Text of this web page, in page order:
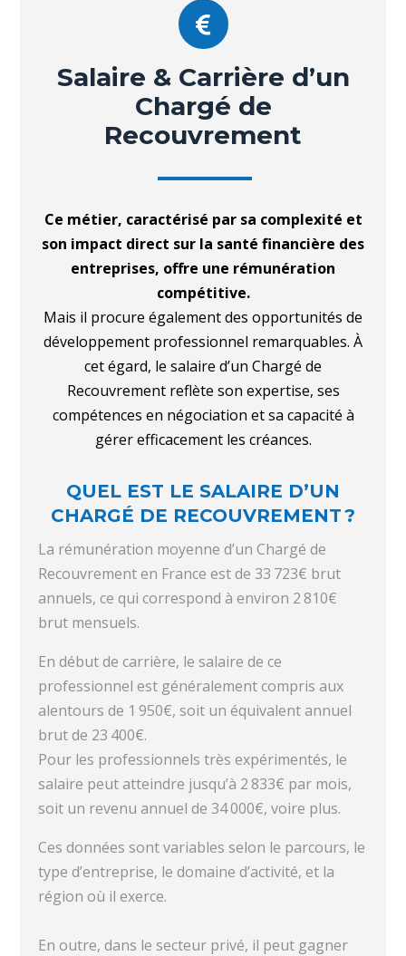
Salaire & Carrière d’un
Chargé de
Recouvrement
Ce métier, caractérisé par sa complexité et
son impact direct sur la santé financière des
entreprises, offre une rémunération
compétitive.
Mais il procure également des opportunités de
développement professionnel remarquables. À
cet égard, le salaire d’un Chargé de
Recouvrement reflète son expertise, ses
compétences en négociation et sa capacité à
gérer efficacement les créances.
QUEL EST LE SALAIRE D’UN
CHARGÉ DE RECOUVREMENT ?
La rémunération moyenne d’un Chargé de
Recouvrement en France est de 33 723€ brut
annuels, ce qui correspond à environ 2 810€
brut mensuels.
En début de carrière, le salaire de ce
professionnel est généralement compris aux
alentours de 1 950€, soit un équivalent annuel
brut de 23 400€.
Pour les professionnels très expérimentés, le
salaire peut atteindre jusqu’à 2 833€ par mois,
soit un revenu annuel de 34 000€, voire plus.
Ces données sont variables selon le parcours, le
type d’entreprise, le domaine d’activité, et la
région où il exerce.
En outre, dans le secteur privé, il peut gagner